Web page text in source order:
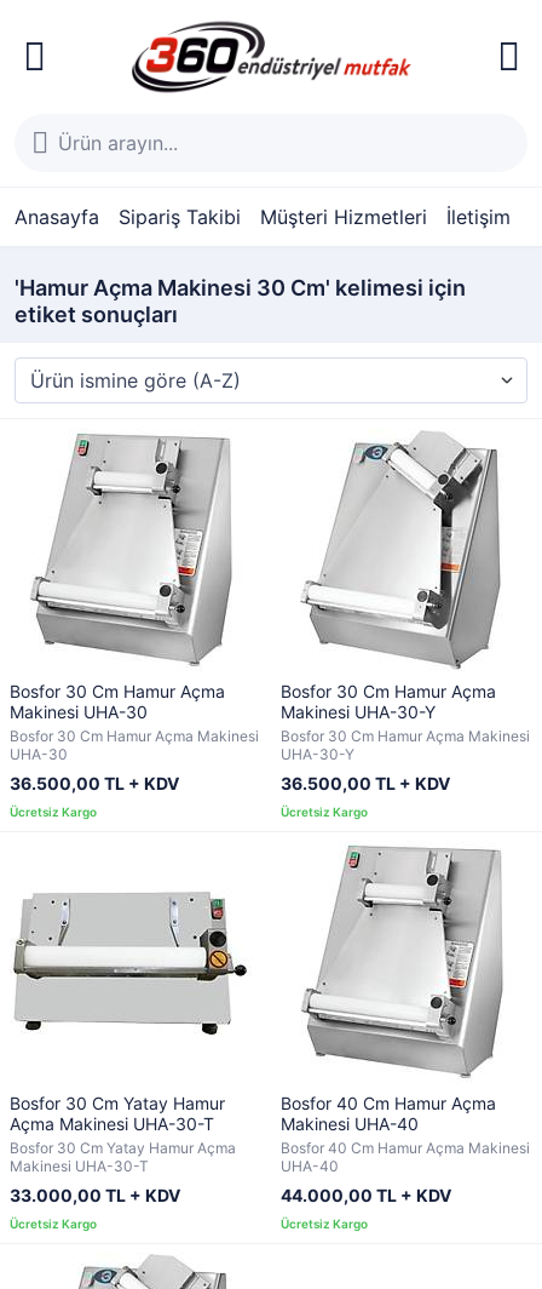
Anasayfa Sipariş Takibi Müşteri Hizmetleri İletişim
'Hamur Açma Makinesi 30 Cm' kelimesi için
etiket sonuçları
Bosfor 30 Cm Hamur Açma
Makinesi UHA-30
Bosfor 30 Cm Hamur Açma Makinesi
UHA-30
36.500,00 TL + KDV
Bosfor 30 Cm Hamur Açma
Makinesi UHA-30-Y
Bosfor 30 Cm Hamur Açma Makinesi
UHA-30-Y
36.500,00 TL + KDV
Bosfor 30 Cm Yatay Hamur
Açma Makinesi UHA-30-T
Bosfor 30 Cm Yatay Hamur Açma
Makinesi UHA-30-T
33.000,00 TL + KDV
Bosfor 40 Cm Hamur Açma
Makinesi UHA-40
Bosfor 40 Cm Hamur Açma Makinesi
UHA-40
44.000,00 TL + KDV